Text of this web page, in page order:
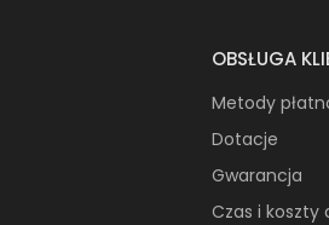
OBSŁUGA
Metody
Dotacje
Gwarancja
Czas i koszty